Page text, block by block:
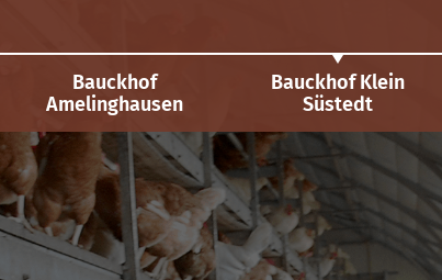
Bauckhof
Amelinghausen
Bauckhof Klein
Süstedt